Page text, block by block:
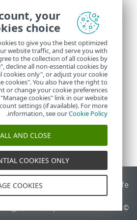
End of Life منتدى ESET
© 1992 - 2026 ESET, spol. s r.o.‎ - جميع الحقوق محفوظة.
your
choice
to give you the best optimized
website traffic, and serve you with
to the collection of all cookies by
decline all non-essential cookies by
cookies only", or adjust your cookie
cookies". You also have the right to
or change your cookie preferences
cookies" link in our website
settings (if available). For more
information, see ourCookie Policy
.
AND CLOSE
COOKIES ONLY
COOKIES